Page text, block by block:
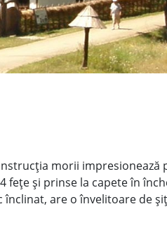
morii impresionează
feţe şi prinse la capete în
are o învelitoare de